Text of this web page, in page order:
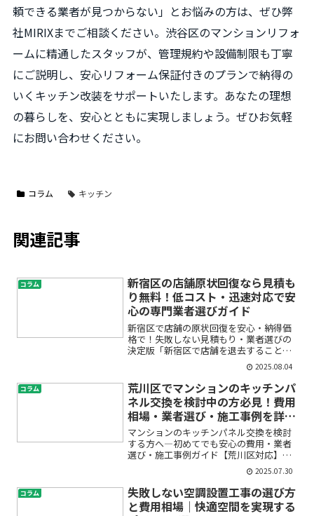
頼できる業者が見つからない」とお悩みの方は、ぜひ弊
社MIRIXまでご相談ください。渋谷区のマンションリフォ
ームに精通したスタッフが、管理規約や設備制限も丁寧
にご説明し、安心リフォーム保証付きのプランで納得の
いくキッチン改装をサポートいたします。あなたの理想
の暮らしを、安心とともに実現しましょう。ぜひお気軽
にお問い合わせください。
コラム キッチン
関連記事
コラム
新宿区の店舗原状回復なら見積も
り無料！低コスト・迅速対応で安
心の専門業者選びガイド
新宿区で店舗の原状回復を安心・納得価
格で！失敗しない見積もり・業者選びの
決定版「新宿区で店舗を退去することに
なったけれど、原状回復の費用や手順、
信頼できる業者の選び方が分からなくて
不安…」「店舗原状回復の見積もりを取
ったら予想以上に高くて驚...
2025.08.04
コラム
荒川区でマンションのキッチンパ
ネル交換を検討中の方必見！費用
相場・業者選び・施工事例を詳し
く解説
マンションのキッチンパネル交換を検討
する方へ―初めてでも安心の費用・業者
選び・施工事例ガイド【荒川区対応】
「キッチンの壁が汚れてきた」「掃除が
大変」「そろそろリフォームしたいけど
費用や業者選びが不安」――そんな悩みをお
持ちではありませんか？...
2025.07.30
コラム
失敗しない空調設置工事の選び方
と費用相場｜快適空間を実現する